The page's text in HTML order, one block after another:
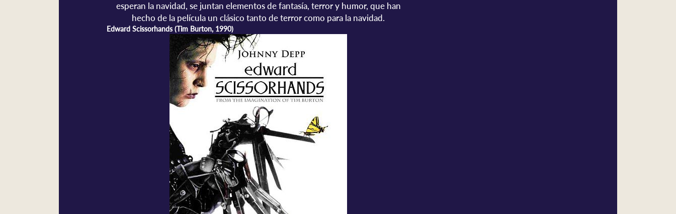
esperan la navidad, se juntan elementos de fantasía, terror y humor, que han
hecho de la película un clásico tanto de terror como para la navidad.
Edward Scissorhands (Tim Burton, 1990)